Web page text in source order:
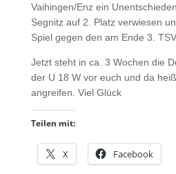
Vaihingen/Enz ein
Segnitz auf 2. Platz verwiesen
Spiel gegen den am Ende 3.
Jetzt steht in ca. 3 Wochen die
der U 18 W vor euch und da
angreifen. Viel Glück
Teilen mit:
X Facebook